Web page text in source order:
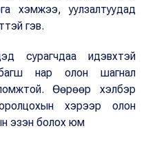
хэмжээ, уулзалтуудад
гэв.
сурагчдаа идэвхтэй
нар олон шагнал
Өөрөөр хэлбэр
хэрээр олон
эзэн болох юм